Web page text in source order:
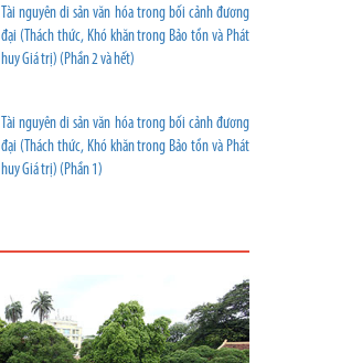
Tài nguyên di sản văn hóa trong bối cảnh đương
đại (Thách thức, Khó khăn trong Bảo tồn và Phát
huy Giá trị) (Phần 2 và hết)
Tài nguyên di sản văn hóa trong bối cảnh đương
đại (Thách thức, Khó khăn trong Bảo tồn và Phát
huy Giá trị) (Phần 1)